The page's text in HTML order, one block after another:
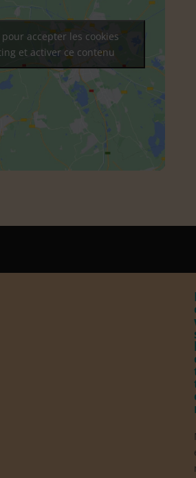
accepter les cookies
et activer ce contenu